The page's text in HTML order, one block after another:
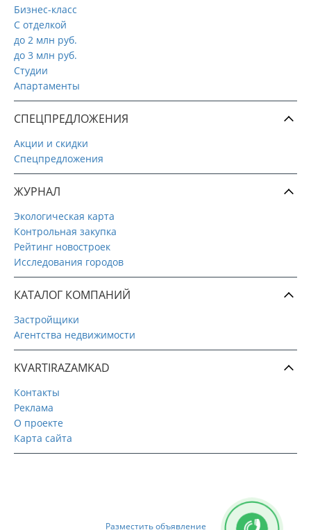
Бизнес-класс
С отделкой
до 2 млн руб.
до 3 млн руб.
Студии
Апартаменты
СПЕЦПРЕДЛОЖЕНИЯ
Акции и скидки
Спецпредложения
ЖУРНАЛ
Экологическая карта
Контрольная закупка
Рейтинг новостроек
Исследования городов
КАТАЛОГ КОМПАНИЙ
Застройщики
Агентства недвижимости
KVARTIRAZAMKAD
Контакты
Реклама
О проекте
Карта сайта
Разместить объявление